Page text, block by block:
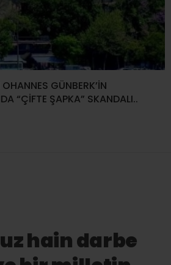
GÜNBERK’İN
“ÇİFTE ŞAPKA” SKANDALI..
hain darbe